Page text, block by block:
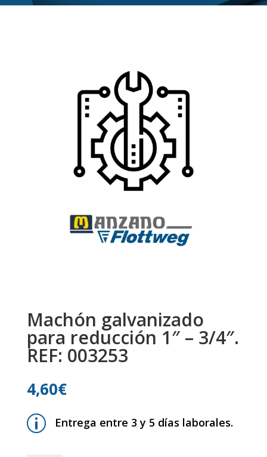
Machón galvanizado
para reducción 1″ – 3/4″.
REF: 003253
4,60€
p Entrega entre 3 y 5 días laborales.